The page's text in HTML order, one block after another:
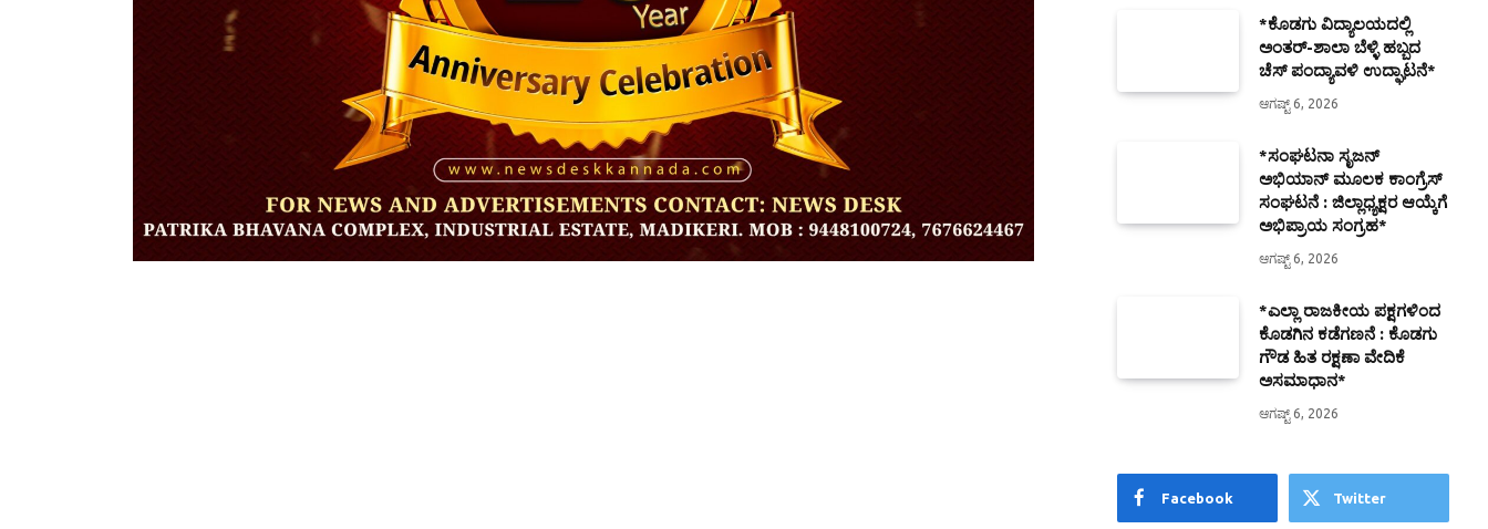
*ಕೊಡಗು ವಿದ್ಯಾಲಯದಲ್ಲಿ
ಅಂತರ್-ಶಾಲಾ ಬೆಳ್ಳಿ ಹಬ್ಬದ
ಚೆಸ್ ಪಂದ್ಯಾವಳಿ ಉದ್ಘಾಟನೆ*
ಆಗಷ್ಟ್ 6, 2026
*ಸಂಘಟನಾ ಸೃಜನ್
ಅಭಿಯಾನ್ ಮೂಲಕ ಕಾಂಗ್ರೆಸ್
ಸಂಘಟನೆ : ಜಿಲ್ಲಾಧ್ಯಕ್ಷರ ಆಯ್ಕೆಗೆ
ಅಭಿಪ್ರಾಯ ಸಂಗ್ರಹ*
ಆಗಷ್ಟ್ 6, 2026
*ಎಲ್ಲಾ ರಾಜಕೀಯ ಪಕ್ಷಗಳಿಂದ
ಕೊಡಗಿನ ಕಡೆಗಣನೆ : ಕೊಡಗು
ಗೌಡ ಹಿತ ರಕ್ಷಣಾ ವೇದಿಕೆ
ಅಸಮಾಧಾನ*
ಆಗಷ್ಟ್ 6, 2026
Facebook Twitter